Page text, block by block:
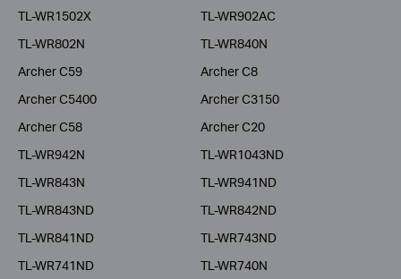
TL-WR1502X
TL-WR902AC
TL-WR802N
TL-WR840N
Archer C59
Archer C8
Archer C5400
Archer C3150
Archer C58
Archer C20
TL-WR942N
TL-WR1043ND
TL-WR843N
TL-WR941ND
TL-WR843ND
TL-WR842ND
TL-WR841ND
TL-WR743ND
TL-WR741ND
TL-WR740N